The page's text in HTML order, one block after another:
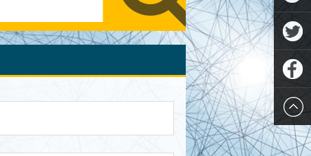
噗浪
Plurk
推特
Twitter